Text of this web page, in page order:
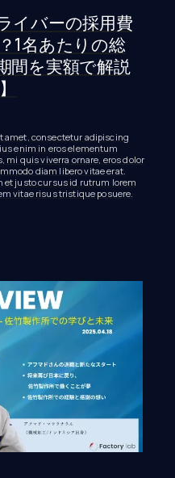
イバーの採用費
1名あたりの総
間を実額で解説
amet, consectetur adipiscing
enim in eros elementum
mi quis viverra ornare, eros dolor
diam libero vitae erat.
et justo cursus id rutrum lorem
vitae risus tristique posuere.